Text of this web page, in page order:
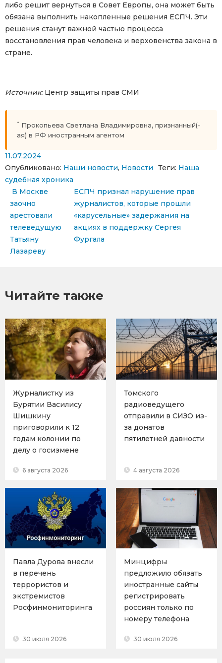
либо решит вернуться в Совет Европы, она может быть
обязана выполнить накопленные решения ЕСПЧ. Эти
решения станут важной частью процесса
восстановления прав человека и верховенства закона в
стране.
Источник:Центр защиты прав СМИ
* Прокопьева Светлана Владимировна, признанный(-
ая) в РФ иностранным агентом
11.07.2024
Опубликовано: Наши новости, Новости Теги: Наша
судебная хроника
Навигация по записям
В Москве
заочно
арестовали
телеведущую
Татьяну
Лазареву
ЕСПЧ признал нарушение прав
журналистов, которые прошли
«карусельные» задержания на
акциях в поддержку Сергея
Фургала
Читайте также
Журналистку из
Бурятии Василису
Шишкину
приговорили к 12
годам колонии по
делу о госизмене
6 августа 2026
Томского
радиоведущего
отправили в СИЗО из-
за донатов
пятилетней давности
4 августа 2026
Павла Дурова внесли
в перечень
террористов и
экстремистов
Росфинмониторинга
30 июля 2026
Минцифры
предложило обязать
иностранные сайты
регистрировать
россиян только по
номеру телефона
30 июля 2026